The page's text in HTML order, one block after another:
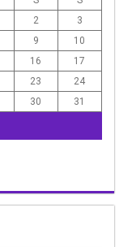
2
3
9
10
16
17
23
24
30 31